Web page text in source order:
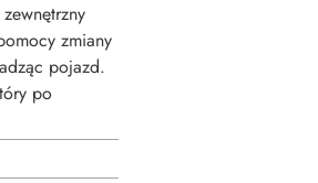
zmiany
pojazd.
po